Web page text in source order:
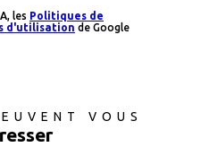
les Politiques de
d'utilisation de Google
VOUS